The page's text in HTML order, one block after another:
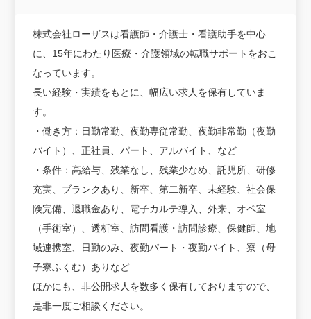
株式会社ローザスは看護師・介護士・看護助手を中心
に、15年にわたり医療・介護領域の転職サポートをおこ
なっています。
長い経験・実績をもとに、幅広い求人を保有していま
す。
・働き方：日勤常勤、夜勤専従常勤、夜勤非常勤（夜勤
バイト）、正社員、パート、アルバイト、など
・条件：高給与、残業なし、残業少なめ、託児所、研修
充実、ブランクあり、新卒、第二新卒、未経験、社会保
険完備、退職金あり、電子カルテ導入、外来、オペ室
（手術室）、透析室、訪問看護・訪問診療、保健師、地
域連携室、日勤のみ、夜勤パート・夜勤バイト、寮（母
子寮ふくむ）ありなど
ほかにも、非公開求人を数多く保有しておりますので、
是非一度ご相談ください。